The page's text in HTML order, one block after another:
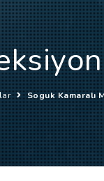
Soguk Kamaralı